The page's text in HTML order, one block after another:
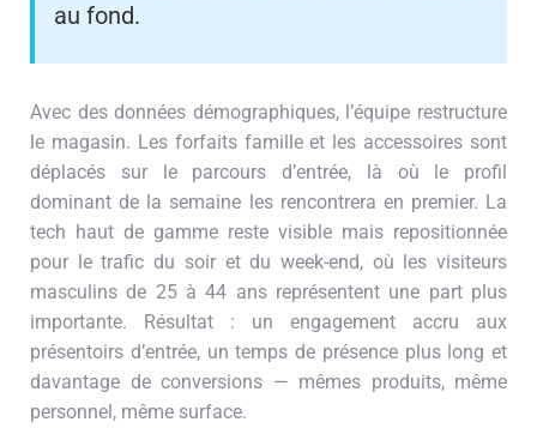
au fond.
Avec des données démographiques, l’équipe restructure
le magasin. Les forfaits famille et les accessoires sont
déplacés sur le parcours d’entrée, là où le profil
dominant de la semaine les rencontrera en premier. La
tech haut de gamme reste visible mais repositionnée
pour le trafic du soir et du week-end, où les visiteurs
masculins de 25 à 44 ans représentent une part plus
importante. Résultat : un engagement accru aux
présentoirs d’entrée, un temps de présence plus long et
davantage de conversions — mêmes produits, même
personnel, même surface.